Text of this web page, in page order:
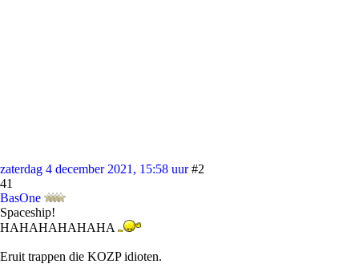
zaterdag 4 december 2021, 15:58 uur #2
41
BasOne
Spaceship!
HAHAHAHAHAHA
Eruit trappen die KOZP idioten.